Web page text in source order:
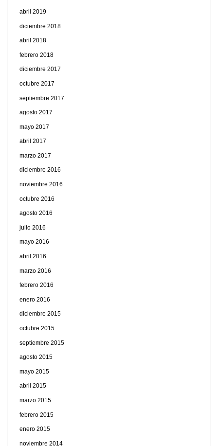
abril 2019
diciembre 2018
abril 2018
febrero 2018
diciembre 2017
octubre 2017
septiembre 2017
agosto 2017
mayo 2017
abril 2017
marzo 2017
diciembre 2016
noviembre 2016
octubre 2016
agosto 2016
julio 2016
mayo 2016
abril 2016
marzo 2016
febrero 2016
enero 2016
diciembre 2015
octubre 2015
septiembre 2015
agosto 2015
mayo 2015
abril 2015
marzo 2015
febrero 2015
enero 2015
noviembre 2014